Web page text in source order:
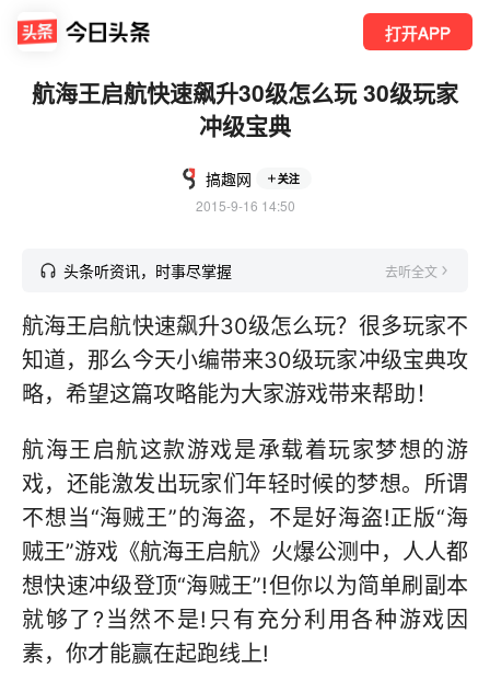
打开APP
航海王启航快速飙升30级怎么玩 30级玩家
冲级宝典
搞趣网 关注
2015-9-16 14:50
头条听资讯，时事尽掌握 去听全文
航海王启航快速飙升30级怎么玩？很多玩家不
知道，那么今天小编带来30级玩家冲级宝典攻
略，希望这篇攻略能为大家游戏带来帮助！
航海王启航这款游戏是承载着玩家梦想的游
戏，还能激发出玩家们年轻时候的梦想。所谓
不想当“海贼王”的海盗，不是好海盗!正版“海
贼王”游戏《航海王启航》火爆公测中，人人都
想快速冲级登顶“海贼王”!但你以为简单刷副本
就够了?当然不是!只有充分利用各种游戏因
素，你才能赢在起跑线上!